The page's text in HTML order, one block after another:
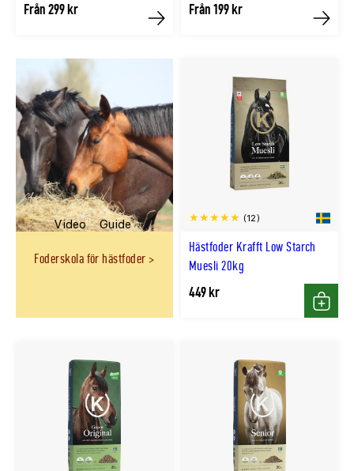
Från 299 kr
Köp
Från 199 kr
Köp
Video Guide
Foderskola för hästfoder
Hästfoder Krafft Low Starch
Muesli 20kg
(12)
449 kr
Köp